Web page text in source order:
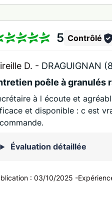
5 Contrôlé
D. - DRAGUIGNAN
poêle à granulés
à l écoute et
et disponible : c est
Évaluation détaillée
:03/10/2025 -